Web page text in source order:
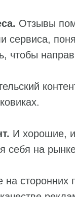
Отзывы
сервиса,
чтобы
И хорошие,
себя на